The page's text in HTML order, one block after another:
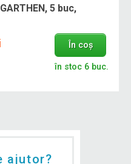
5 buc,
În coș
în stoc 6 buc.
ajutor?